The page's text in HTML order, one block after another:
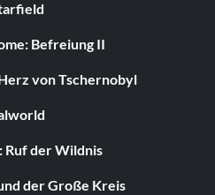
Befreiung II
von Tschernobyl
der Wildnis
der Große Kreis